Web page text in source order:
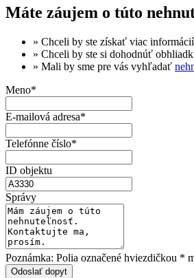
Máte záujem o túto
» Chceli by ste získať viac informácií
» Chceli by ste si dohodnúť
» Mali by sme pre vás vyhľadať
Meno*
E-mailová adresa*
Telefónne číslo*
ID objektu
Správy
Poznámka: Polia označené hviezdičkou *